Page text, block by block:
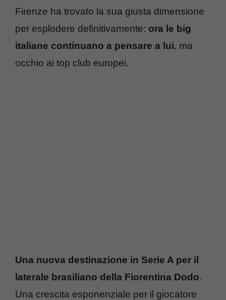
Firenze ha trovato la sua giusta dimensione
per esplodere definitivamente: ora le big
italiane continuano a pensare a lui, ma
occhio ai top club europei.
Una nuova destinazione in Serie A per il
laterale brasiliano della Fiorentina Dodo.
Una crescita esponenziale per il giocatore